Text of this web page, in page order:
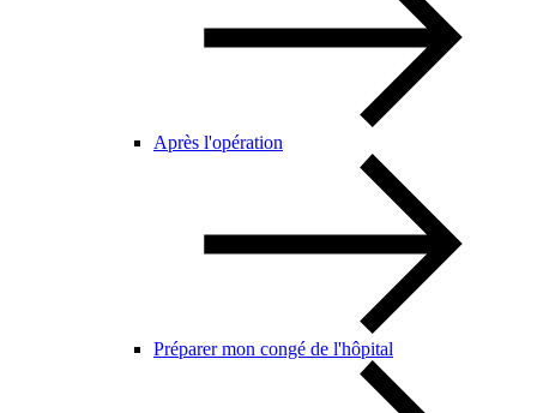
Après l'opération
Préparer mon congé de l'hôpital